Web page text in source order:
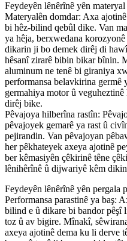
Feydeyên lênêrînê yên
Materyalên domdar: Axa
bi hêz-bilind qebûl dike. Van
ya hêja, berxwedana
dikarin ji bo demek dirêj di
hêsanî zirarê bibin bikar bînin.
aluminum ne tenê bi giraniya
performansa belavkirina
germahiya motor û
dirêj bike.
Pêvajoya hilberîna rastîn:
pêvajoyek gemarê ya rast û
pejirandin. Van pêvajoyan
her pêkhateyek axeya ajotinê
ber kêmasiyên çêkirinê têne
lênihêrînê û dijwariyê kêm
Feydeyên lênêrînê yên pergala
Performansa parastinê ya baş:
bilind e û dikare bi bandor pêşî
toz û av bigire. Mînakî,
axeya ajotinê dema ku li derve